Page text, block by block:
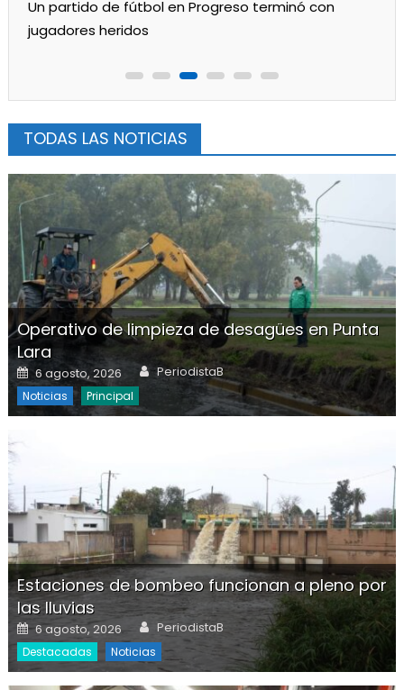
Robo, destrozos y clases suspendidas en Media 1
TODAS LAS NOTICIAS
Operativo de limpieza de desagües en Punta
Lara
Posted on
6 agosto, 2026 Author
PeriodistaB
Noticias Principal
Estaciones de bombeo funcionan a pleno por
las lluvias
Posted on
6 agosto, 2026 Author
PeriodistaB
Destacadas Noticias